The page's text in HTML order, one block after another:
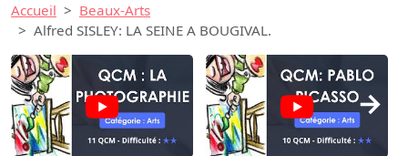
Accueil
Beaux-Arts
Alfred SISLEY: LA SEINE A BOUGIVAL.
→